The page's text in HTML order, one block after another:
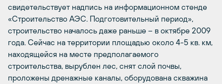
свидетельствует надпись на информационном стенде
«Строительство АЭС. Подготовительный период»,
строительство началось даже раньше – в октябре 2009
года. Сейчас на территории площадью около 4-5 кв. км,
находящейся на месте предполагаемого
строительства, вырублен лес, снят слой почвы,
проложены дренажные каналы, оборудована скважина